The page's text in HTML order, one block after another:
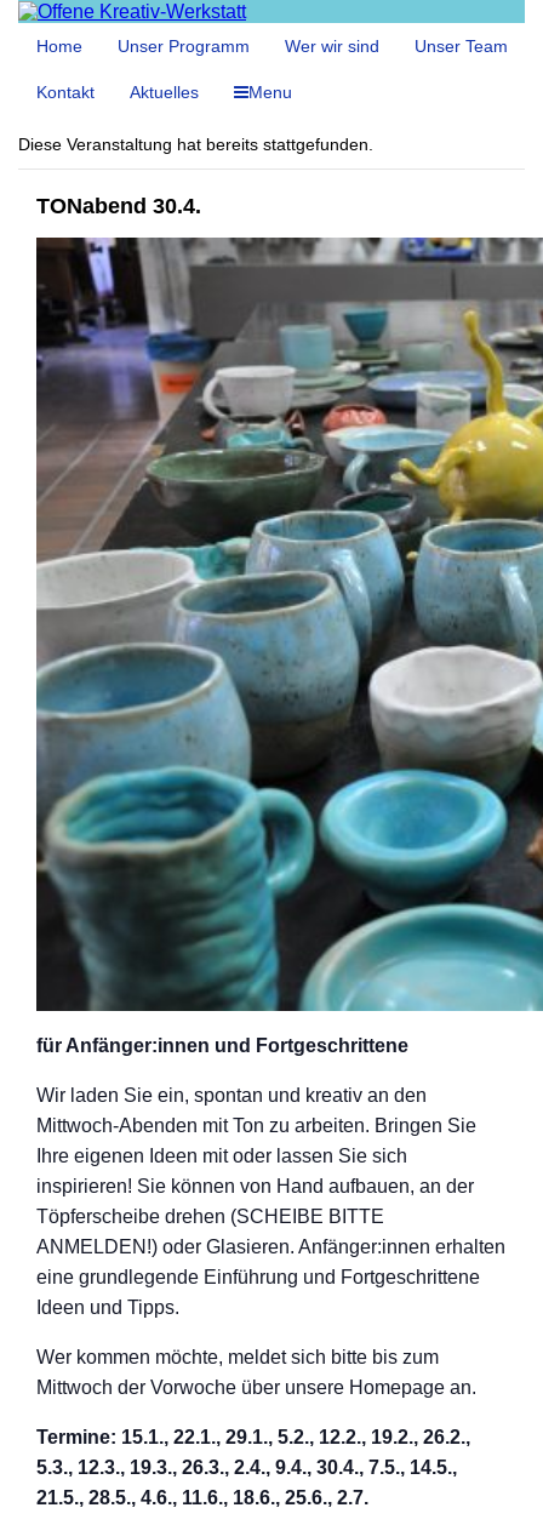
Home Unser Programm Wer wir sind Unser Team
Kontakt Aktuelles Menu
Diese Veranstaltung hat bereits stattgefunden.
TONabend 30.4.
für Anfänger:innen und Fortgeschrittene
Wir laden Sie ein, spontan und kreativ an den
Mittwoch-Abenden mit Ton zu arbeiten. Bringen Sie
Ihre eigenen Ideen mit oder lassen Sie sich
inspirieren! Sie können von Hand aufbauen, an der
Töpferscheibe drehen (SCHEIBE BITTE
ANMELDEN!) oder Glasieren. Anfänger:innen erhalten
eine grundlegende Einführung und Fortgeschrittene
Ideen und Tipps.
Wer kommen möchte, meldet sich bitte bis zum
Mittwoch der Vorwoche über unsere Homepage an.
Termine: 15.1., 22.1., 29.1., 5.2., 12.2., 19.2., 26.2.,
5.3., 12.3., 19.3., 26.3., 2.4., 9.4., 30.4., 7.5., 14.5.,
21.5., 28.5., 4.6., 11.6., 18.6., 25.6., 2.7.